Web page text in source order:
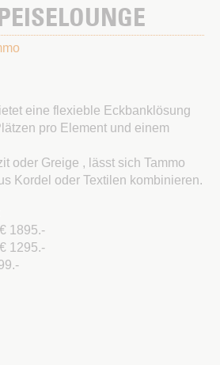
eine flexieble Eckbanklösung
pro Element und einem
oder Greige , lässt sich Tammo
Kordel oder Textilen kombinieren.
1895.-
1295.-